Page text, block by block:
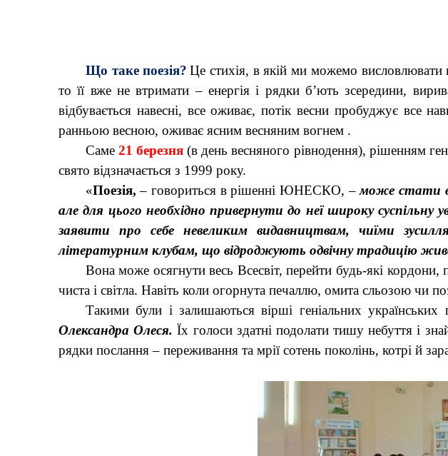
Що таке поезія? Це стихія, в якій ми можемо
то її вже не втримати – енергія і рядки б’ють зсередини,
відбувається навесні, все оживає, потік весни пробуджує все
ранньою весною, оживає ясним весняним вогнем .
Саме 21 березня (в день весняного рівнодення), рішенням
свято відзначається з 1999 року.
«Поезія, – говориться в рішенні ЮНЕСКО, –може стати
але для цього необхідно привернути до неї широку
заявити про себе невеликим видавництвам, чиїми
літературним клубам, що відроджують одвічну традицію
Вона може осягнути весь Всесвіт, перейти будь-які
чиста і світла. Навіть коли огорнута печаллю, омита сльозою чи
Такими були і залишаються вірші геніальних українських
Олександра Олеся. Їх голоси здатні подолати тишу небуття і
рядки послання – переживання та мрії сотень поколінь, котрі й